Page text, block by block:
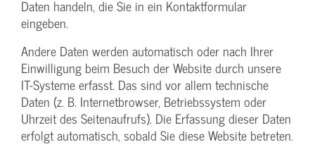
Daten handeln, die Sie in ein Kontaktformular
eingeben.
Andere Daten werden automatisch oder nach Ihrer
Einwilligung beim Besuch der Website durch unsere
IT-Systeme erfasst. Das sind vor allem technische
Daten (z. B. Internetbrowser, Betriebssystem oder
Uhrzeit des Seitenaufrufs). Die Erfassung dieser Daten
erfolgt automatisch, sobald Sie diese Website betreten.